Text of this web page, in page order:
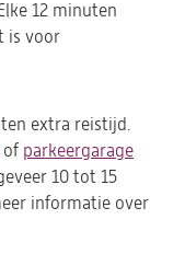
12 minuten
is voor
extra reistijd.
(opent
in
een
of parkeergarage
10 tot 15
informatie over